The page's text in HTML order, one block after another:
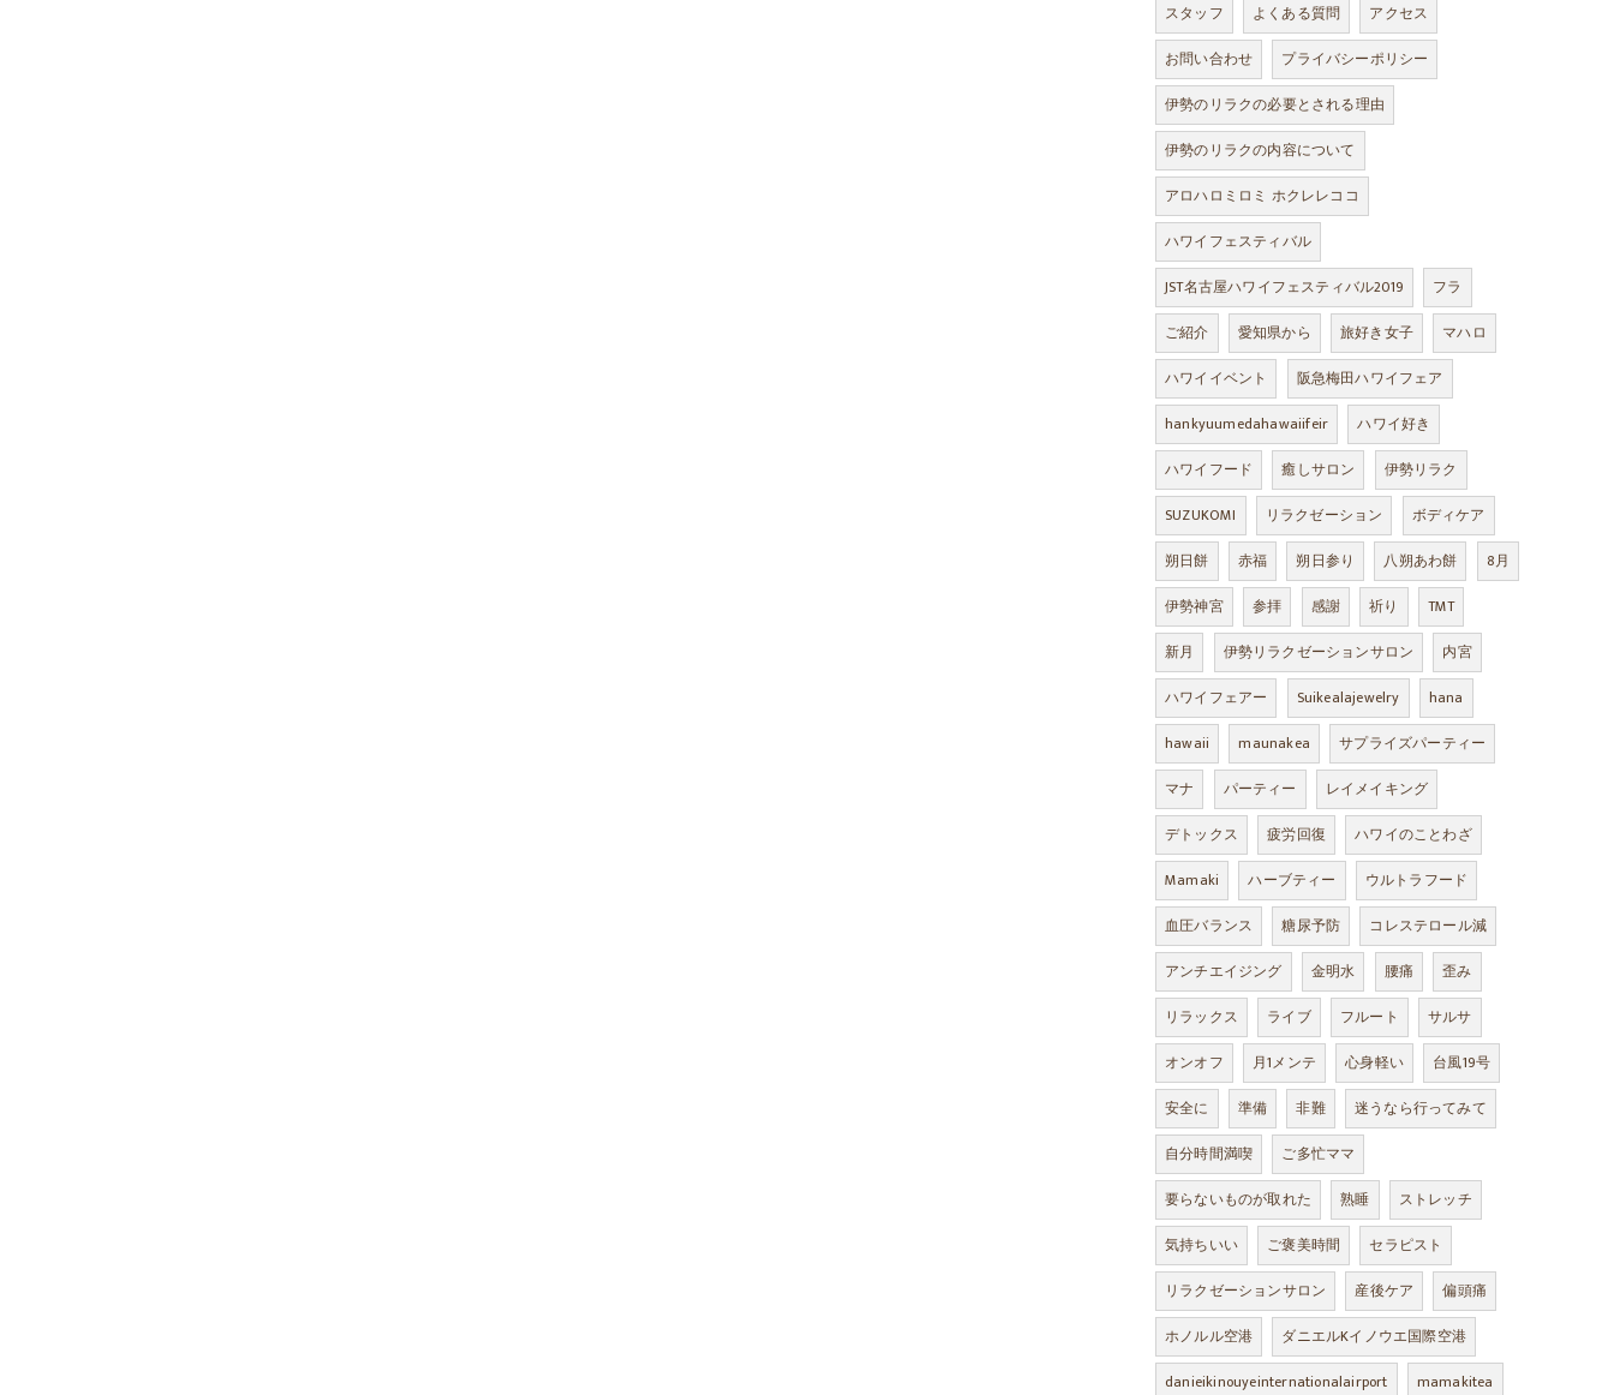
スタッフ
よくある質問
アクセス
お問い合わせ
プライバシーポリシー
伊勢のリラクの必要とされる理由
伊勢のリラクの内容について
アロハロミロミ ホクレレココ
ハワイフェスティバル
JST名古屋ハワイフェスティバル2019
フラ
ご紹介
愛知県から 旅好き女子
マハロ
ハワイイベント
阪急梅田ハワイフェア
hankyuumedahawaiifeir
ハワイ好き
ハワイフード
癒しサロン
伊勢リラク
SUZUKOMI
リラクゼーション
ボディケア
朔日餅
赤福 朔日参り 八朔あわ餅
8月
伊勢神宮
参拝 感謝 祈り
TMT
新月
伊勢リラクゼーションサロン
内宮
ハワイフェアー
Suikealajewelry
hana
hawaii
maunakea
サプライズパーティー
マナ
パーティー
レイメイキング
デトックス
疲労回復
ハワイのことわざ
Mamaki
ハーブティー
ウルトラフード
血圧バランス
糖尿予防
コレステロール減
アンチエイジング
金明水 腰痛
歪み
リラックス
ライブ フルート
サルサ
オンオフ
月1メンテ 心身軽い
台風19号
安全に
準備 非難
迷うなら行ってみて
自分時間満喫
ご多忙ママ
要らないものが取れた
熟睡
ストレッチ
気持ちいい
ご褒美時間
セラピスト
リラクゼーションサロン
産後ケア
偏頭痛
ホノルル空港
ダニエルKイノウエ国際空港
danieikinouyeinternationalairport
mamakitea